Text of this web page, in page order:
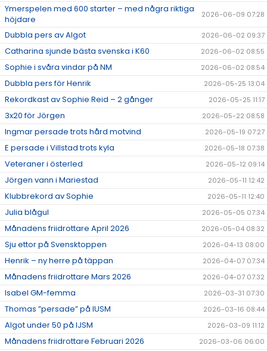
Ymerspelen med 600 starter – med några riktiga
höjdare
2026-06-09 07:28
Dubbla pers av Algot 2026-06-02 09:37
Catharina sjunde bästa svenska i K60 2026-06-02 08:55
Sophie i svåra vindar på NM 2026-06-02 08:54
Dubbla pers för Henrik 2026-05-25 13:04
Rekordkast av Sophie Reid – 2 gånger 2026-05-25 11:17
3x20 för Jörgen 2026-05-22 08:58
Ingmar persade trots hård motvind 2026-05-19 07:27
E persade i Villstad trots kyla 2026-05-18 07:38
Veteraner i österled 2026-05-12 09:14
Jörgen vann i Mariestad 2026-05-11 12:42
Klubbrekord av Sophie 2026-05-11 12:40
Julia blågul 2026-05-05 07:34
Månadens friidrottare April 2026 2026-05-04 08:32
Sju ettor på Svensktoppen 2026-04-13 08:00
Henrik – ny herre på täppan 2026-04-07 07:34
Månadens friidrottare Mars 2026 2026-04-07 07:32
Isabel GM-femma 2026-03-31 07:30
Thomas ”persade” på IUSM 2026-03-16 08:44
Algot under 50 på IJSM 2026-03-09 11:12
Månadens friidrottare Februari 2026 2026-03-06 06:00